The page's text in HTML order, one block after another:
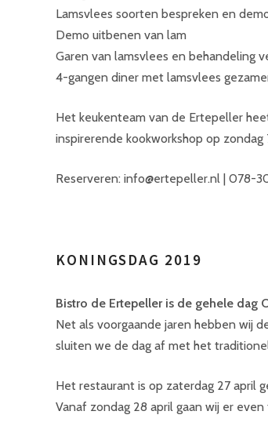
Lamsvlees soorten bespreken en
Demo uitbenen van lam
Garen van lamsvlees en behandeling
4-gangen diner met lamsvlees
Het keukenteam van de Ertepeller
inspirerende kookworkshop op zondag
Reserveren: info@ertepeller.nl | 078-
KONINGSDAG 2019
Bistro de Ertepeller is de gehele dag
Net als voorgaande jaren hebben wij
sluiten we de dag af met het
Het restaurant is op zaterdag 27 april
Vanaf zondag 28 april gaan wij er